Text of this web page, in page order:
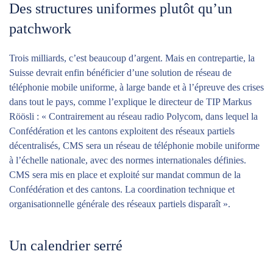
Des structures uniformes plutôt qu’un
patchwork
Trois milliards, c’est beaucoup d’argent. Mais en contrepartie, la
Suisse devrait enfin bénéficier d’une solution de réseau de
téléphonie mobile uniforme, à large bande et à l’épreuve des crises
dans tout le pays, comme l’explique le directeur de TIP Markus
Röösli : « Contrairement au réseau radio Polycom, dans lequel la
Confédération et les cantons exploitent des réseaux partiels
décentralisés, CMS sera un réseau de téléphonie mobile uniforme
à l’échelle nationale, avec des normes internationales définies.
CMS sera mis en place et exploité sur mandat commun de la
Confédération et des cantons. La coordination technique et
organisationnelle générale des réseaux partiels disparaît ».
Un calendrier serré